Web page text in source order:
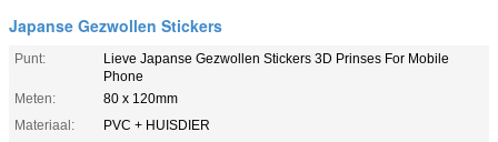
Japanse Gezwollen Stickers
Punt:
Lieve Japanse Gezwollen Stickers 3D Prinses For Mobile
Phone
Meten:
80 x 120mm
Materiaal:
PVC + HUISDIER